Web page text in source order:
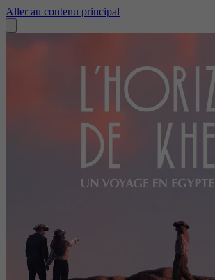
Aller au contenu principal